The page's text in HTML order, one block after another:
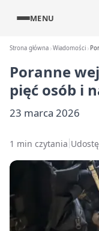
MENU
Strona główna Wiadomości
Poranne
pięć osób i
23 marca 2026
1 min czytania